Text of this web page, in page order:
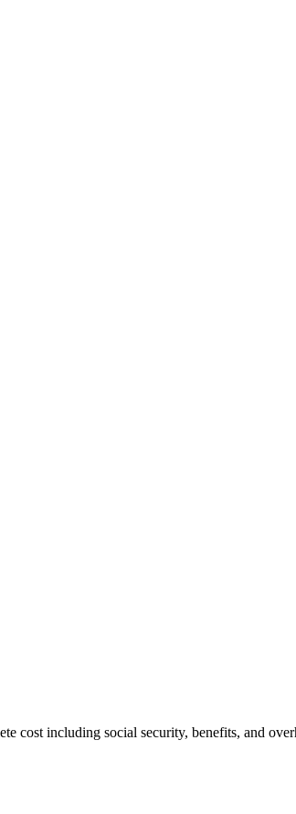
cost including social security, benefits, and